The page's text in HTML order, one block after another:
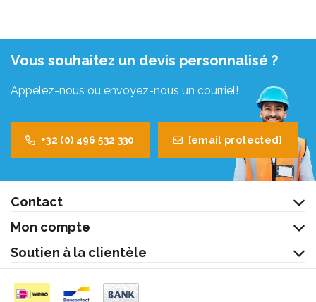
Vous souhaitez un devis personnalisé ?
Appelez-nous ou envoyez-nous un courriel!
+32 (0) 496 532 330 [email protected]
Contact
Mon compte
Soutien à la clientèle